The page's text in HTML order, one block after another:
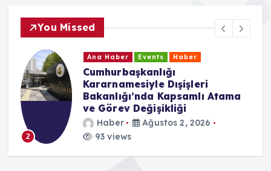
You Missed
2
Ana Haber Events Haber
Cumhurbaşkanlığı
Kararnamesiyle Dışişleri
Bakanlığı’nda Kapsamlı Atama
ve Görev Değişikliği
Haber
Ağustos 2, 2026
93 views